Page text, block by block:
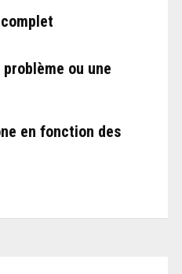
ou une
en fonction des